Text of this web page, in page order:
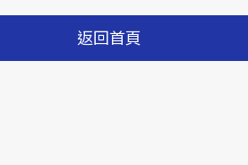
返回首頁